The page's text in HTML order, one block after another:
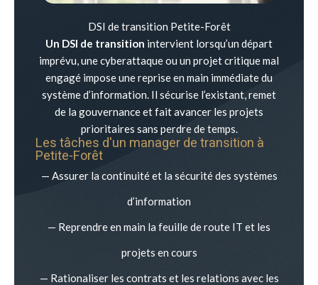
DSI de transition Petite-Forêt
Un DSI de transition intervient lorsqu’un départ
imprévu, une cyberattaque ou un projet critique mal
engagé impose une reprise en main immédiate du
système d’information. Il sécurise l’existant, remet
de la gouvernance et fait avancer les projets
prioritaires sans perdre de temps.
Les tâches d'un manager de transition à
Petite-Forêt
— Assurer la continuité et la sécurité des systèmes
d’information
— Reprendre en main la feuille de route IT et les
projets en cours
— Rationaliser les contrats et les relations avec les